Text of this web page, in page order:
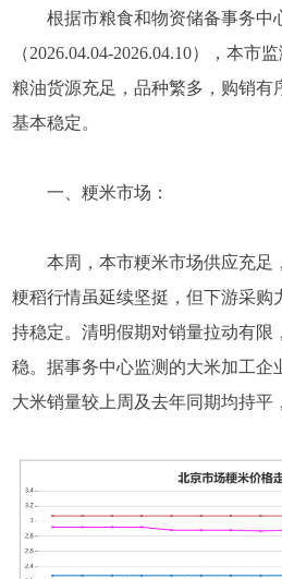
根据市粮食和物资储备事务中
（2026.04.04-2026.04.10），本市
粮油货源充足，品种繁多，购销有
基本稳定。
一、粳米市场：
本周，本市粳米市场供应充足
粳稻行情虽延续坚挺，但下游采购
持稳定。清明假期对销量拉动有限
稳。据事务中心监测的大米加工企
大米销量较上周及去年同期均持平